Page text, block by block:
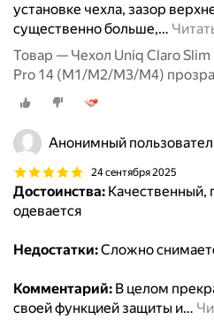
установке чехла, зазор
существенно больше,…
Товар — Чехол Uniq Claro
Pro 14 (M1/M2/M3/M4)
Анонимный
24 сентября 2025
Достоинства: Качественный,
одевается
Недостатки:Сложно
Комментарий: В целом
своей функцией защиты и…